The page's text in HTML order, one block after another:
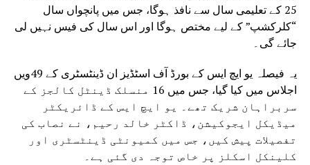
25 کے تعلیمی سال سے نافذ ہوگا، جس میں پانچواں سال
“کلرکشپ” کے لیے مختص ہوگا اور اس سال کی فیس نہیں لی
جائے گی۔
یہ فیصلہ یو ایچ ایس کے بورڈ آف اسٹڈیز ان ڈینٹسٹری کے 49ویں
اجلاس میں کیا گیا، جس میں 16 منسلک ڈینٹل کالجز کے
سربراہان شریک تھے۔ یو ایچ ایس کے ڈائریکٹر
میڈیکل ایجوکیشن، ڈاکٹر خالد رحیم، نے نصاب کی
تفصیلات پیش کیں، جس میں کمیونٹی ڈینٹسٹری اور
کلینکل اسکلز پر خاص توجہ دی گئی ہے۔